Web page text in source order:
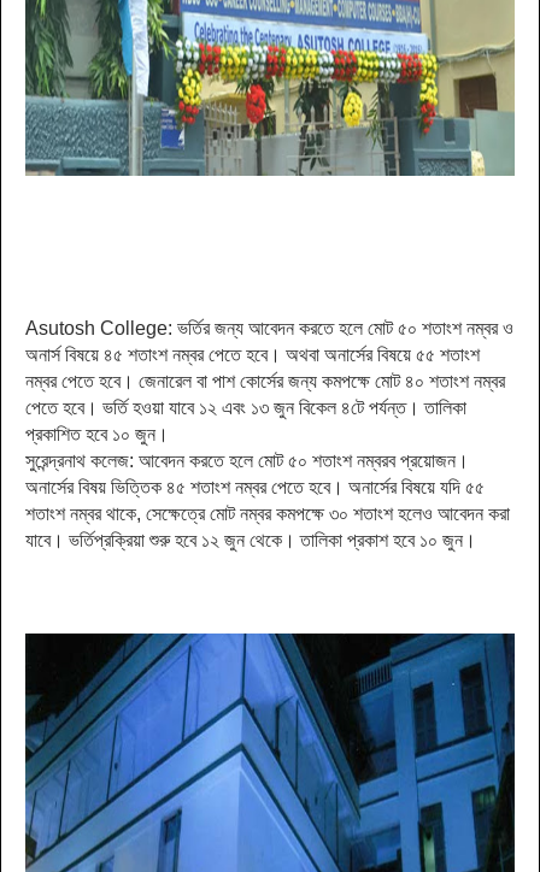
Asutosh College: ভর্তির জন্য আবেদন করতে হলে মোট ৫০ শতাংশ নম্বর ও
অনার্স বিষয়ে ৪৫ শতাংশ নম্বর পেতে হবে। অথবা অনার্সের বিষয়ে ৫৫ শতাংশ
নম্বর পেতে হবে। জেনারেল বা পাশ কোর্সের জন্য কমপক্ষে মোট ৪০ শতাংশ নম্বর
পেতে হবে। ভর্তি হওয়া যাবে ১২ এবং ১৩ জুন বিকেল ৪টে পর্যন্ত। তালিকা
প্রকাশিত হবে ১০ জুন।
সুরেন্দ্রনাথ কলেজ: আবেদন করতে হলে মোট ৫০ শতাংশ নম্বরব প্রয়োজন।
অনার্সের বিষয় ভিত্তিক ৪৫ শতাংশ নম্বর পেতে হবে। অনার্সের বিষয়ে যদি ৫৫
শতাংশ নম্বর থাকে, সেক্ষেত্রে মোট নম্বর কমপক্ষে ৩০ শতাংশ হলেও আবেদন করা
যাবে। ভর্তিপ্রক্রিয়া শুরু হবে ১২ জুন থেকে। তালিকা প্রকাশ হবে ১০ জুন।